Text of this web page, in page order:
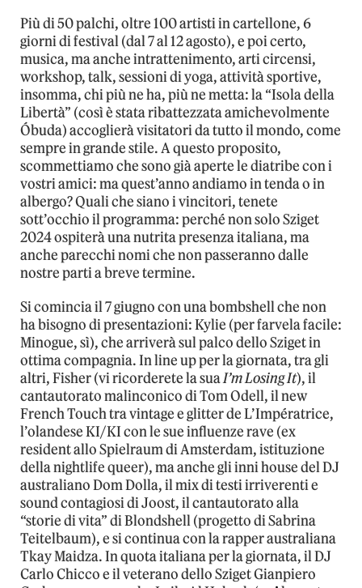
Più di 50 palchi, oltre 100 artisti in cartellone, 6
giorni di festival (dal 7 al 12 agosto), e poi certo,
musica, ma anche intrattenimento, arti circensi,
workshop, talk, sessioni di yoga, attività sportive,
insomma, chi più ne ha, più ne metta: la “Isola della
Libertà” (così è stata ribattezzata amichevolmente
Óbuda) accoglierà visitatori da tutto il mondo, come
sempre in grande stile. A questo proposito,
scommettiamo che sono già aperte le diatribe con i
vostri amici: ma quest’anno andiamo in tenda o in
albergo? Quali che siano i vincitori, tenete
sott’occhio il programma: perché non solo Sziget
2024 ospiterà una nutrita presenza italiana, ma
anche parecchi nomi che non passeranno dalle
nostre parti a breve termine.
Si comincia il 7 giugno con una bombshell che non
ha bisogno di presentazioni: Kylie (per farvela facile:
Minogue, sì), che arriverà sul palco dello Sziget in
ottima compagnia. In line up per la giornata, tra gli
altri, Fisher (vi ricorderete la suaI’m Losing It), il
cantautorato malinconico di Tom Odell, il new
French Touch tra vintage e glitter de L’Impératrice,
l’olandese KI/KI con le sue influenze rave (ex
resident allo Spielraum di Amsterdam, istituzione
della nightlife queer), ma anche gli inni house del DJ
australiano Dom Dolla, il mix di testi irriverenti e
sound contagiosi di Joost, il cantautorato alla
“storie di vita” di Blondshell (progetto di Sabrina
Teitelbaum), e si continua con la rapper australiana
Tkay Maidza. In quota italiana per la giornata, il DJ
Carlo Chicco e il veterano dello Sziget Gianpiero